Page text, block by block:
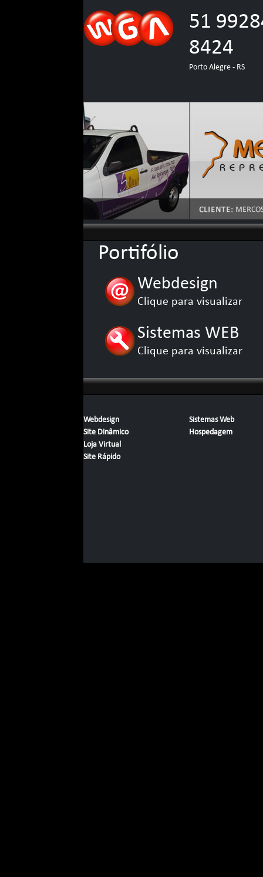
51
8424
Porto Alegre - RS
Portifólio
Webdesign
Clique para visualizar
Sistemas WEB
Clique para visualizar
Webdesign
Site Dinâmico
Loja Virtual
Site Rápido
Sistemas Web
Hospedagem